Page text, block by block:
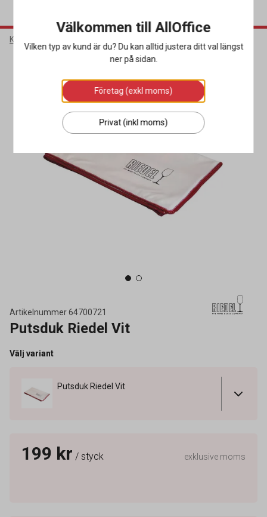
Kök & Servering
Artikelnummer64700721
Putsduk Riedel Vit
Välj variant
Putsduk Riedel Vit
199 kr / styck exklusive moms
Välkommen till AllOffice
Vilken typ av kund är du? Du kan alltid justera ditt val längst
ner på sidan.
Företag (exkl moms)
Privat (inkl moms)